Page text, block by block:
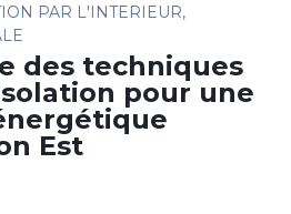
PAR L'INTERIEUR,
des techniques
pour une
Est